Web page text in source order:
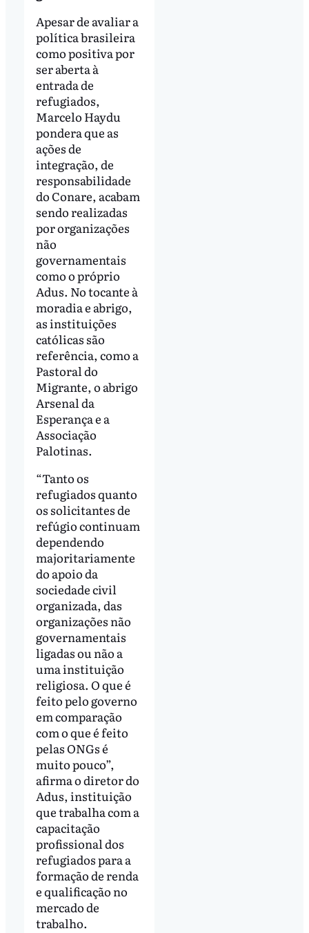
Apesar de avaliar a
política brasileira
como positiva por
ser aberta à
entrada de
refugiados,
Marcelo Haydu
pondera que as
ações de
integração, de
responsabilidade
do Conare, acabam
sendo realizadas
por organizações
não
governamentais
como o próprio
Adus. No tocante à
moradia e abrigo,
as instituições
católicas são
referência, como a
Pastoral do
Migrante, o abrigo
Arsenal da
Esperança e a
Associação
Palotinas.
“Tanto os
refugiados quanto
os solicitantes de
refúgio continuam
dependendo
majoritariamente
do apoio da
sociedade civil
organizada, das
organizações não
governamentais
ligadas ou não a
uma instituição
religiosa. O que é
feito pelo governo
em comparação
com o que é feito
pelas ONGs é
muito pouco”,
afirma o diretor do
Adus, instituição
que trabalha com a
capacitação
profissional dos
refugiados para a
formação de renda
e qualificação no
mercado de
trabalho.